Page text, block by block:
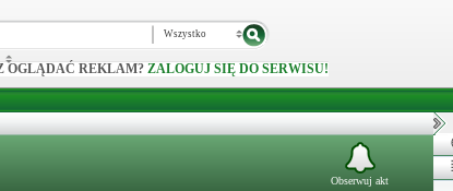
Wszystko
OGLĄDAĆ REKLAM? ZALOGUJ SIĘ DO SERWISU!
Obserwuj akt